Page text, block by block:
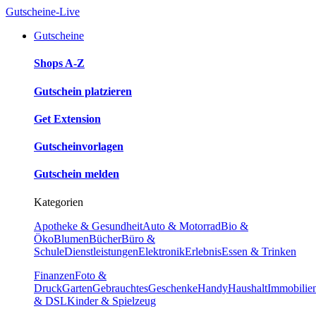
Gutscheine-Live
Gutscheine
Shops A-Z
Gutschein platzieren
Get Extension
Gutscheinvorlagen
Gutschein melden
Kategorien
Apotheke & GesundheitAuto & MotorradBio &
ÖkoBlumenBücherBüro &
SchuleDienstleistungenElektronikErlebnisEssen & Trinken
FinanzenFoto &
DruckGartenGebrauchtesGeschenkeHandyHaushalt
& DSLKinder & Spielzeug